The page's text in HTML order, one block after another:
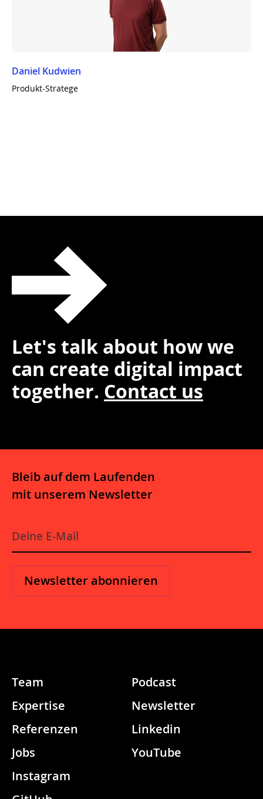
Daniel Kudwien
Produkt-Stratege
Let's talk about how we
can create digital impact
together. Contact us
Bleib auf dem Laufenden
mit unserem Newsletter
E-
Mail
*
Team
Expertise
Referenzen
Jobs
Podcast
Newsletter
Linkedin
YouTube
Instagram